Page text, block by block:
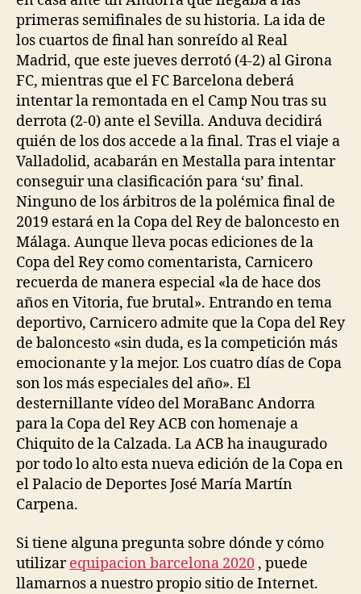
primeras semifinales de su historia. La ida de
los cuartos de final han sonreído al Real
Madrid, que este jueves derrotó (4-2) al Girona
FC, mientras que el FC Barcelona deberá
intentar la remontada en el Camp Nou tras su
derrota (2-0) ante el Sevilla. Anduva decidirá
quién de los dos accede a la final. Tras el viaje a
Valladolid, acabarán en Mestalla para intentar
conseguir una clasificación para ‘su’ final.
Ninguno de los árbitros de la polémica final de
2019 estará en la Copa del Rey de baloncesto en
Málaga. Aunque lleva pocas ediciones de la
Copa del Rey como comentarista, Carnicero
recuerda de manera especial «la de hace dos
años en Vitoria, fue brutal». Entrando en tema
deportivo, Carnicero admite que la Copa del Rey
de baloncesto «sin duda, es la competición más
emocionante y la mejor. Los cuatro días de Copa
son los más especiales del año». El
desternillante vídeo del MoraBanc Andorra
para la Copa del Rey ACB con homenaje a
Chiquito de la Calzada. La ACB ha inaugurado
por todo lo alto esta nueva edición de la Copa en
el Palacio de Deportes José María Martín
Carpena.
Si tiene alguna pregunta sobre dónde y cómo
utilizarequipacion barcelona 2020 , puede
llamarnos a nuestro propio sitio de Internet.